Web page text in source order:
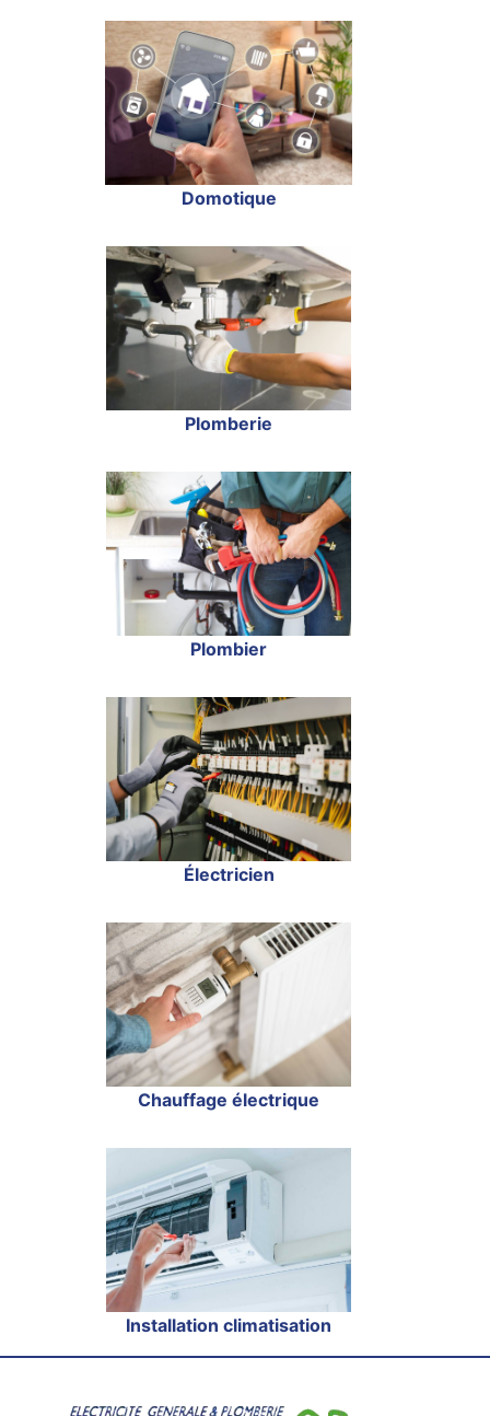
Domotique
Plomberie
Plombier
Électricien
Chauffage électrique
Installation climatisation